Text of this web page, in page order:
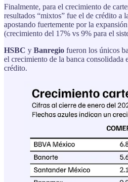
Finalmente, para el crecimiento de
resultados “mixtos” fue el de crédito a
apostando fuertemente por la
(crecimiento del 17% vs 9% para el
HSBC y Banregio fueron los únicos
el crecimiento de la banca consolidada
crédito.